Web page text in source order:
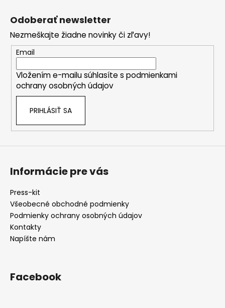
Odoberať newsletter
Nezmeškajte žiadne novinky či zľavy!
Email
Vložením e-mailu súhlasíte s podmienkami
ochrany osobných údajov
PRIHLÁSIŤ SA
Informácie pre vás
Press-kit
Všeobecné obchodné podmienky
Podmienky ochrany osobných údajov
Kontakty
Napíšte nám
Facebook